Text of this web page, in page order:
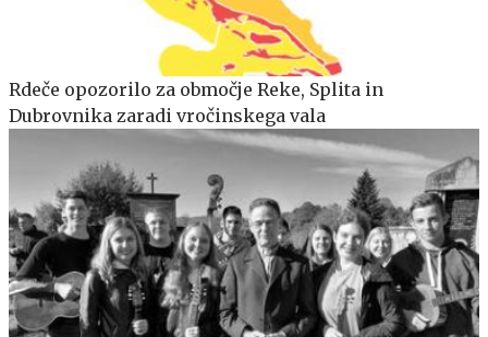
Rdeče opozorilo za območje Reke, Splita in
Dubrovnika zaradi vročinskega vala